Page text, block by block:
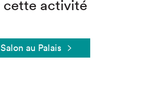
cette activité
au Palais